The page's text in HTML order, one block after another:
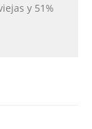
y 51%